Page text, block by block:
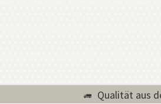
Qualität aus